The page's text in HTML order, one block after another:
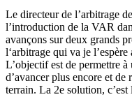
Le directeur de l’arbitrage
l’introduction de la VAR
avançons sur deux grands
l‘arbitrage qui va je
L’objectif est de permettre
d’avancer plus encore et de
terrain. La 2e solution, c’est